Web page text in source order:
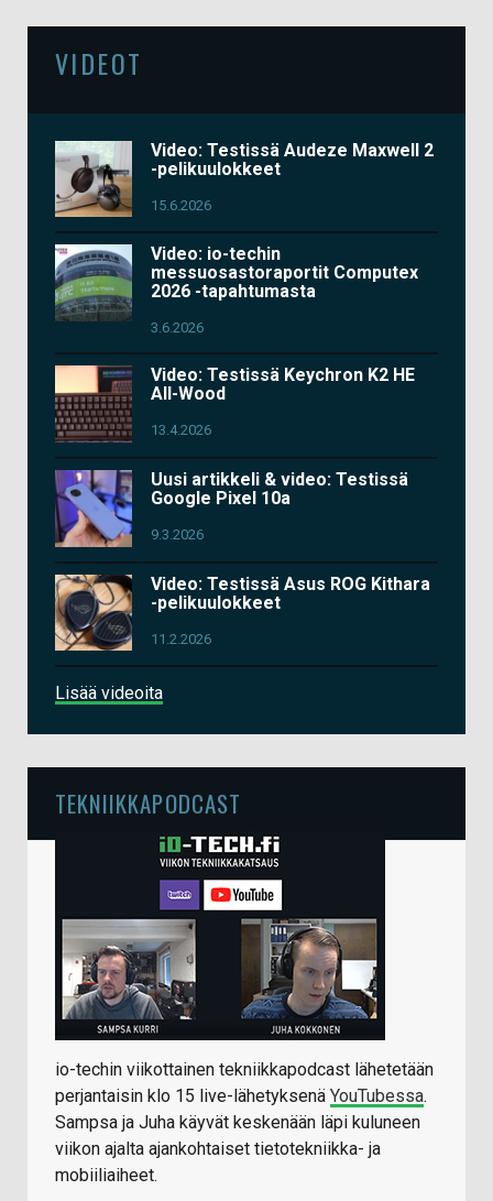
VIDEOT
Video: Testissä Audeze Maxwell 2
-pelikuulokkeet
15.6.2026
Video: io-techin
messuosastoraportit Computex
2026 -tapahtumasta
3.6.2026
Video: Testissä Keychron K2 HE
All-Wood
13.4.2026
Uusi artikkeli & video: Testissä
Google Pixel 10a
9.3.2026
Video: Testissä Asus ROG Kithara
-pelikuulokkeet
11.2.2026
Lisää videoita
TEKNIIKKAPODCAST
io-techin viikottainen tekniikkapodcast lähetetään
perjantaisin klo 15 live-lähetyksenä YouTubessa.
Sampsa ja Juha käyvät keskenään läpi kuluneen
viikon ajalta ajankohtaiset tietotekniikka- ja
mobiiliaiheet.